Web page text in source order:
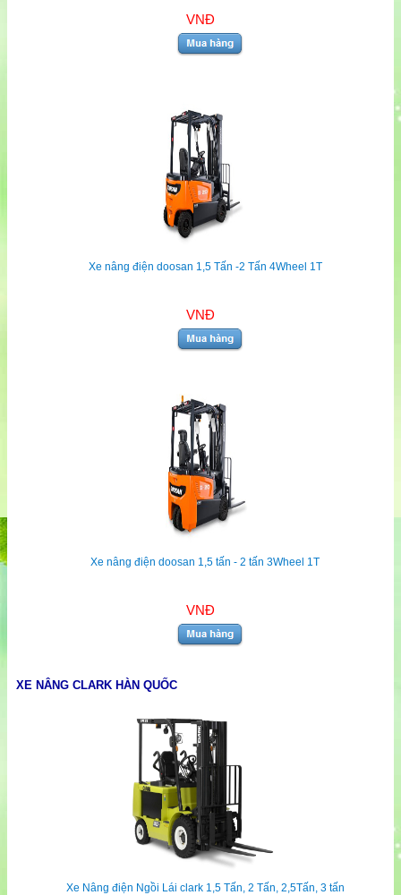
VNĐ
Xe nâng điện doosan 1,5 Tấn -2 Tấn 4Wheel 1T
VNĐ
Xe nâng điện doosan 1,5 tấn - 2 tấn 3Wheel 1T
VNĐ
XE NÂNG CLARK HÀN QUỐC
Xe Nâng điện Ngồi Lái clark 1,5 Tấn, 2 Tấn, 2,5Tấn, 3 tấn